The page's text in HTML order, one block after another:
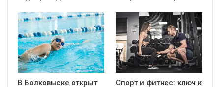
В Волковыске открыт
Спорт и фитнес: ключ к